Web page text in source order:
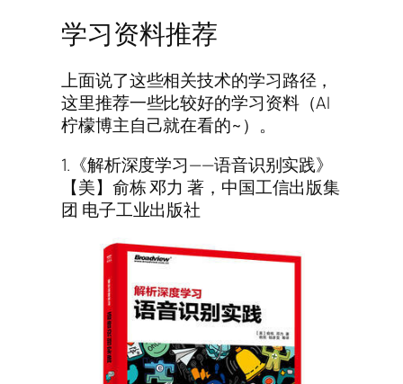
学习资料推荐
上面说了这些相关技术的学习路径，
这里推荐一些比较好的学习资料（AI
柠檬博主自己就在看的~）。
1.《解析深度学习——语音识别实践》
【美】俞栋 邓力 著，中国工信出版集
团 电子工业出版社